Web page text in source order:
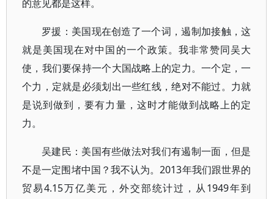
的意见都是这样。
罗援：美国现在创造了一个词，遏制加接触，这
就是美国现在对中国的一个政策。我非常赞同吴大
使，我们要保持一个大国战略上的定力。一个定，一
个力，定就是必须划出一些红线，绝对不能过。力就
是说到做到，要有力量，这时才能做到战略上的定
力。
吴建民：美国有些做法对我们有遏制一面，但是
不是一定围堵中国？我不认为。2013年我们跟世界的
贸易4.15万亿美元，外交部统计过，从1949年到